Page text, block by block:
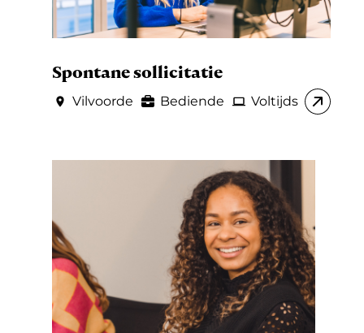
Spontane sollicitatie
Vilvoorde Bediende Voltijds